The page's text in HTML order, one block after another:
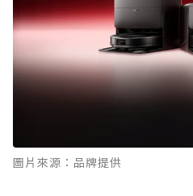
圖片來源：品牌提供